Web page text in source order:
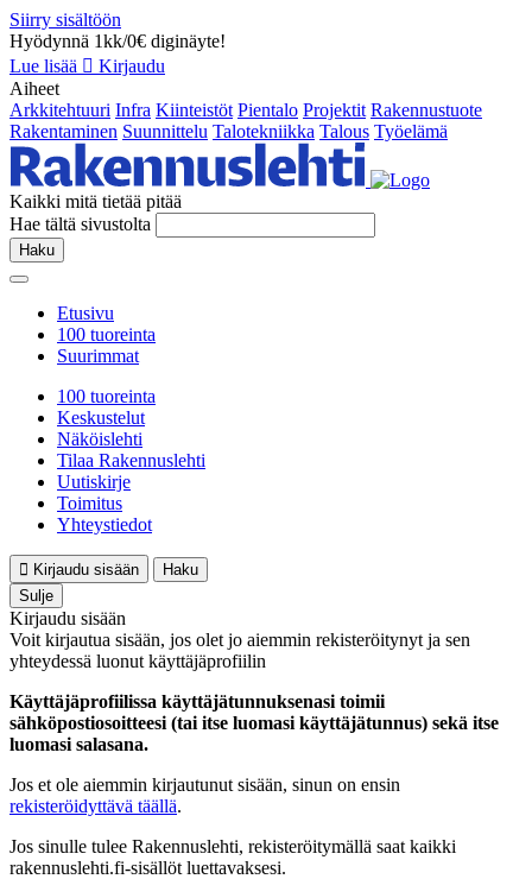
Siirry sisältöön
Hyödynnä 1kk/0€ diginäyte!
Lue lisää
Kirjaudu
Aiheet
Arkkitehtuuri Infra Kiinteistöt Pientalo Projektit Rakennustuote
Rakentaminen Suunnittelu Talotekniikka Talous Työelämä
Kaikki mitä tietää pitää
Hae tältä sivustolta
Haku
Etusivu
100 tuoreinta
Suurimmat
100 tuoreinta
Keskustelut
Näköislehti
Tilaa Rakennuslehti
Uutiskirje
Toimitus
Yhteystiedot
Kirjaudu sisään
Haku
Sulje
Kirjaudu sisään
Voit kirjautua sisään, jos olet jo aiemmin rekisteröitynyt ja sen
yhteydessä luonut käyttäjäprofiilin
Käyttäjäprofiilissa käyttäjätunnuksenasi toimii
sähköpostiosoitteesi (tai itse luomasi käyttäjätunnus) sekä itse
luomasi salasana.
Jos et ole aiemmin kirjautunut sisään, sinun on ensin
rekisteröidyttävä täällä.
Jos sinulle tulee Rakennuslehti, rekisteröitymällä saat kaikki
rakennuslehti.fi-sisällöt luettavaksesi.